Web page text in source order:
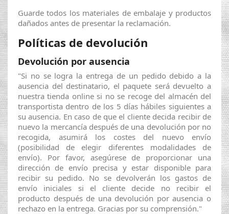
Guarde todos los materiales de embalaje y productos
dañados antes de presentar la reclamación.
Políticas de devolución
Devolución por ausencia
"Si no se logra la entrega de un pedido debido a la
ausencia del destinatario, el paquete será devuelto a
nuestra tienda online si no se recoge del almacén del
transportista dentro de los 5 días hábiles siguientes a
su ausencia. En caso de que el cliente decida recibir de
nuevo la mercancía después de una devolución por no
recogida, asumirá los costes del nuevo envío
(posibilidad de elegir diferentes modalidades de
envío). Por favor, asegúrese de proporcionar una
dirección de envío precisa y estar disponible para
recibir su pedido. No se devolverán los gastos de
envío iniciales si el cliente decide no recibir el
producto después de una devolución por ausencia o
rechazo en la entrega. Gracias por su comprensión."